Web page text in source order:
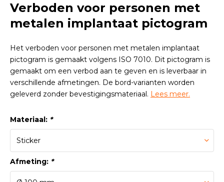
Verboden voor personen met
metalen implantaat pictogram
Het verboden voor personen met metalen implantaat
pictogram is gemaakt volgens ISO 7010. Dit pictogram is
gemaakt om een verbod aan te geven en is leverbaar in
verschillende afmetingen. De bord-varianten worden
geleverd zonder bevestigingsmateriaal. Lees meer.
Materiaal: *
Afmeting: *